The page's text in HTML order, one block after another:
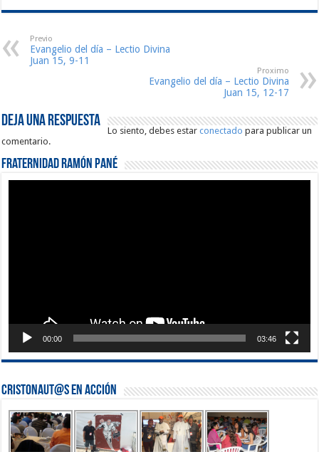
Previo
Evangelio del día – Lectio Divina
Juan 15, 9-11
Proximo
Evangelio del día – Lectio Divina
Juan 15, 12-17
Deja una respuesta
Lo siento, debes estarconectado para publicar un
comentario.
Fraternidad Ramón Pané
00:00 03:46
Cristonaut@s en Acción